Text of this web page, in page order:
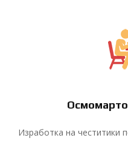
Изработка на честитики